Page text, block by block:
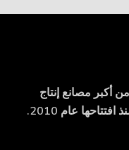
أكبر مصانع إنتاج
عام 2010.